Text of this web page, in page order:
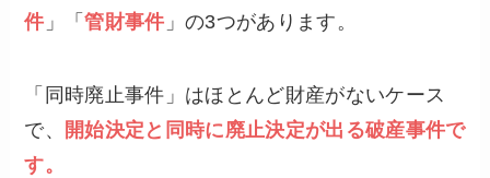
件 」「管財事件 」の3つがあります。
「同時廃止事件」はほとんど財産がないケース
で、
開始決定と同時に廃止決定が出る破産事件で
す。